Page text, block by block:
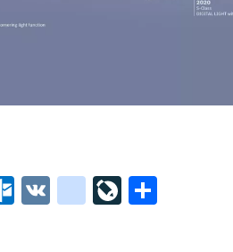
O V
g
Li